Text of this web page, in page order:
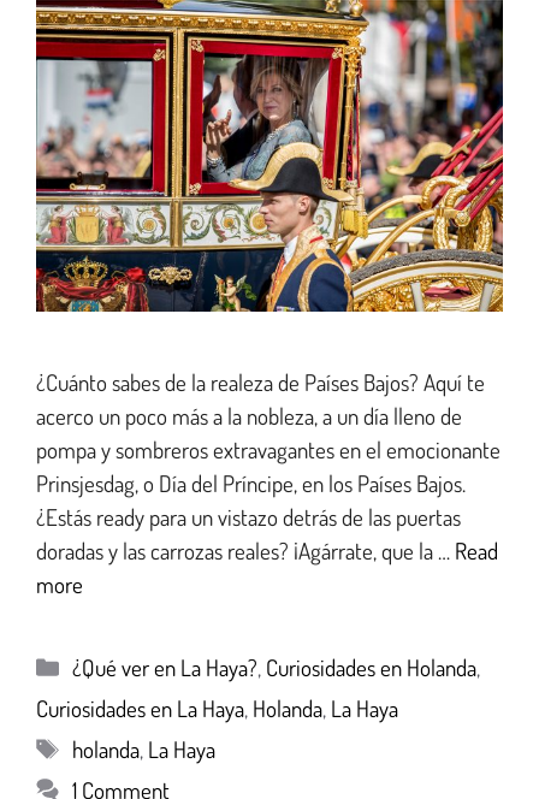
¿Cuánto sabes de la realeza de Países Bajos? Aquí te
acerco un poco más a la nobleza, a un día lleno de
pompa y sombreros extravagantes en el emocionante
Prinsjesdag, o Día del Príncipe, en los Países Bajos.
¿Estás ready para un vistazo detrás de las puertas
doradas y las carrozas reales? ¡Agárrate, que la … Read
more
¿Qué ver en La Haya?, Curiosidades en Holanda,
Curiosidades en La Haya, Holanda, La Haya
holanda, La Haya
1 Comment